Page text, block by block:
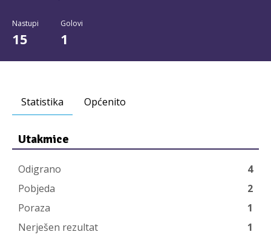
Nastupi Golovi
15 1
Statistika Općenito
Utakmice
Odigrano
4
Pobjeda
2
Poraza
1
Nerješen rezultat
1